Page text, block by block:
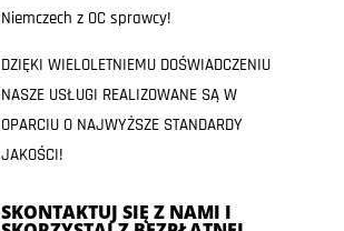
Niemczech z OC sprawcy!
DZIĘKI WIELOLETNIEMU DOŚWIADCZENIU
NASZE USŁUGI REALIZOWANE SĄ W
OPARCIU O NAJWYŻSZE STANDARDY
JAKOŚCI!
SKONTAKTUJ SIĘ Z NAMI I